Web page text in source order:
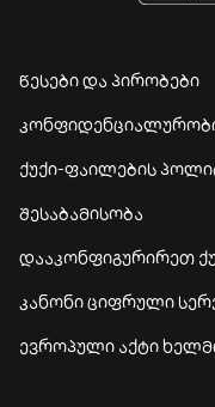
წესები და პირობები
ქუქი-ფაილების
შესაბამისობა
დააკონფიგურირეთ
კანონი ციფრული
ევროპული აქტი